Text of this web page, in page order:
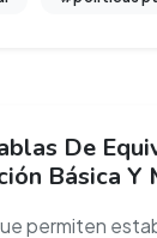
De
Básica Y
permiten